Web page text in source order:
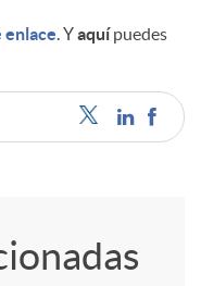
enlace. Yaquí puedes